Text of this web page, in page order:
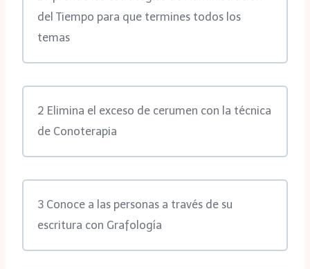
del Tiempo para que termines todos los
temas
2 Elimina el exceso de cerumen con la técnica
de Conoterapia
3 Conoce a las personas a través de su
escritura con Grafología